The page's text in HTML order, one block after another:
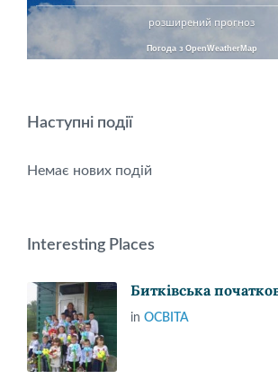
розширений прогноз
Погода з OpenWeatherMap
Наступні події
Немає нових подій
Interesting Places
Битківська
in ОСВІТА